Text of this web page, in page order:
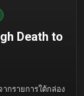
Death to
กรายการใต้กล่อง